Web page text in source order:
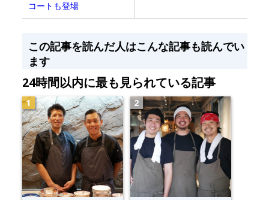
コートも登場
この記事を読んだ人はこんな記事も読んでい
ます
24時間以内に最も見られている記事